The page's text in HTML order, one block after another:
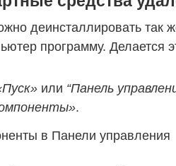
деинсталлировать так
программу. Делается
или “Панель
.